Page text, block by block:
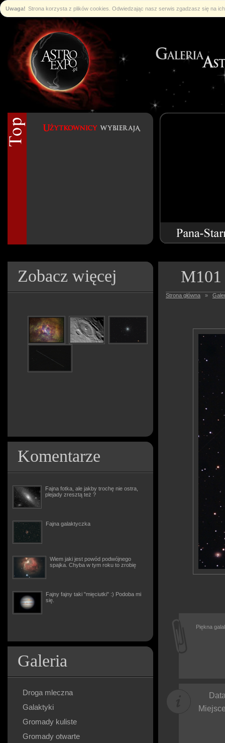
Uwaga! Strona korzysta z plików cookies. Odwiedzając nasz serwis zgadzasz się na
Zobacz więcej
Komentarze
Fajna fotka, ale jakby trochę nie ostra,
plejady zresztą też ?
Fajna galaktyczka
Wiem jaki jest powód podwójnego
spajka. Chyba w tym roku to zrobię
Fajny fajny taki "mięciutki" :) Podoba mi
się.
Galeria
Droga mleczna
Galaktyki
Gromady kuliste
Gromady otwarte
M101
Strona główna »
Piękna